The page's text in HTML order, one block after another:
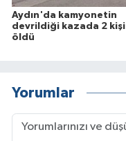
Aydın'da kamyonetin
devrildiği kazada 2 kişi
öldü
Yorumlar